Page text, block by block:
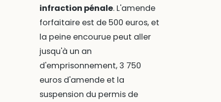
infraction pénale. L'amende
forfaitaire est de 500 euros, et
la peine encourue peut aller
jusqu'à un an
d'emprisonnement, 3 750
euros d'amende et la
suspension du permis de